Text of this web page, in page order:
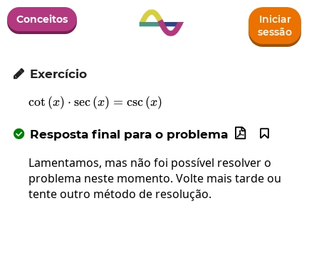
Conceitos
Iniciar
sessão
 Exercício
cot (x) ⋅ sec(x) = csc(x)
 Resposta final para o problema 

Lamentamos, mas não foi possível resolver o
problema neste momento. Volte mais tarde ou
tente outro método de resolução.